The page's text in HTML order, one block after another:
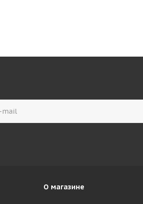
О магазине